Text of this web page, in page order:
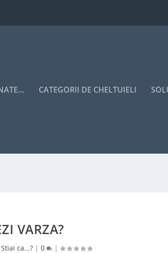
CATEGORII DE CHELTUIELI
VARZA?
Stiai ca...? |0 |